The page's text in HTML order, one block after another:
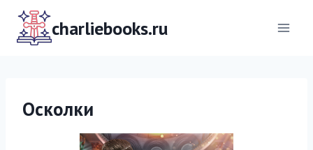
Перейти
содержимомуcharliebooks.ru
Осколки